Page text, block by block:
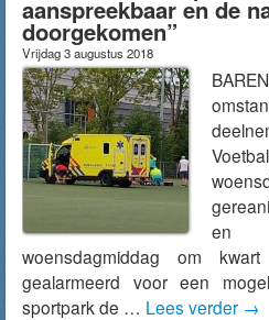
aanspreekbaar en de
doorgekomen”
Vrijdag 3 augustus 2018
en
woensdagmiddag om
gealarmeerd voor een
sportpark de … Lees verder →